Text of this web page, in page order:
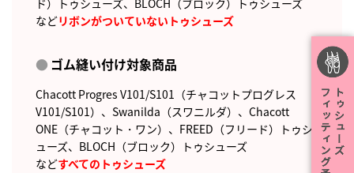
ド）トゥシューズ、BLOCH（ブロック）トゥシューズ
などリボンがついていないトゥシューズ
ゴム縫い付け対象商品
Chacott Progres V101/S101（チャコットプログレス
V101/S101）、Swanilda（スワニルダ）、Chacott
ONE（チャコット・ワン）、FREED（フリード）トゥシ
ューズ、BLOCH（ブロック）トゥシューズ
などすべてのトゥシューズ